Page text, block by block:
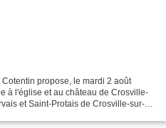
Cotentin propose, le mardi 2 août
à l'église et au château de Crosville-
et Saint-Protais de Crosville-sur-